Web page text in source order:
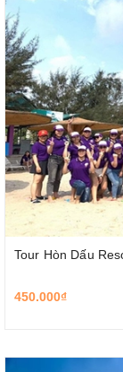
Tour Hòn Dấu
450.000₫